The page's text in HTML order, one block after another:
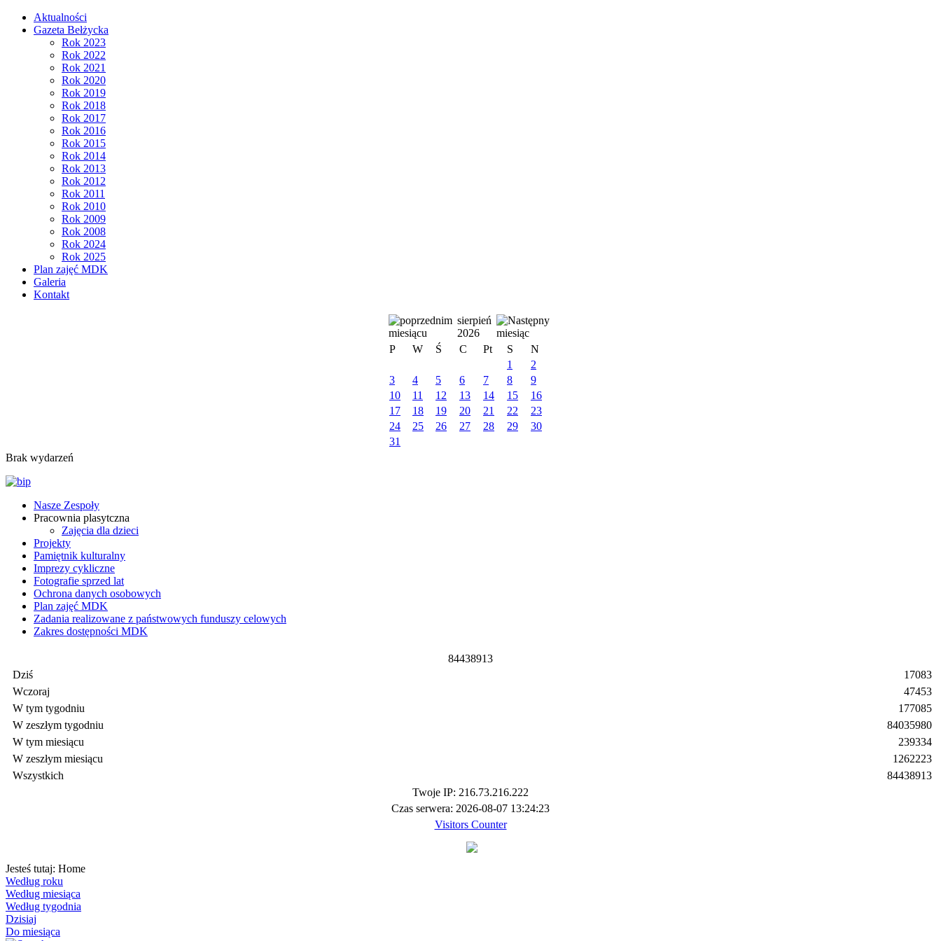
Aktualności
Gazeta Bełżycka
Rok 2023
Rok 2022
Rok 2021
Rok 2020
Rok 2019
Rok 2018
Rok 2017
Rok 2016
Rok 2015
Rok 2014
Rok 2013
Rok 2012
Rok 2011
Rok 2010
Rok 2009
Rok 2008
Rok 2024
Rok 2025
Plan zajęć MDK
Galeria
Kontakt
sierpień
2026
P
W Ś C Pt S
N
1
2
3
4 5 6 7 8
9
10
11 12 13 14 15
16
17
18 19 20 21 22
23
24
25 26 27 28 29
30
31
Brak wydarzeń
Nasze Zespoły
Pracownia plasytczna
Zajęcia dla dzieci
Projekty
Pamiętnik kulturalny
Imprezy cykliczne
Fotografie sprzed lat
Ochrona danych osobowych
Plan zajęć MDK
Zadania realizowane z państwowych funduszy celowych
Zakres dostępności MDK
84438913
Dziś
Wczoraj
W tym tygodniu
W zeszłym tygodniu
W tym miesiącu
W zeszłym miesiącu
Wszystkich
17083
47453
177085
84035980
239334
1262223
84438913
Twoje IP: 216.73.216.222
Czas serwera: 2026-08-07 13:24:23
Visitors Counter
Jesteś tutaj: Home
Według roku
Według miesiąca
Według tygodnia
Dzisiaj
Do miesiąca